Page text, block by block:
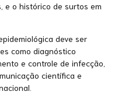
e o histórico de surtos em
deve ser
como diagnóstico
e controle de infecção,
científica e